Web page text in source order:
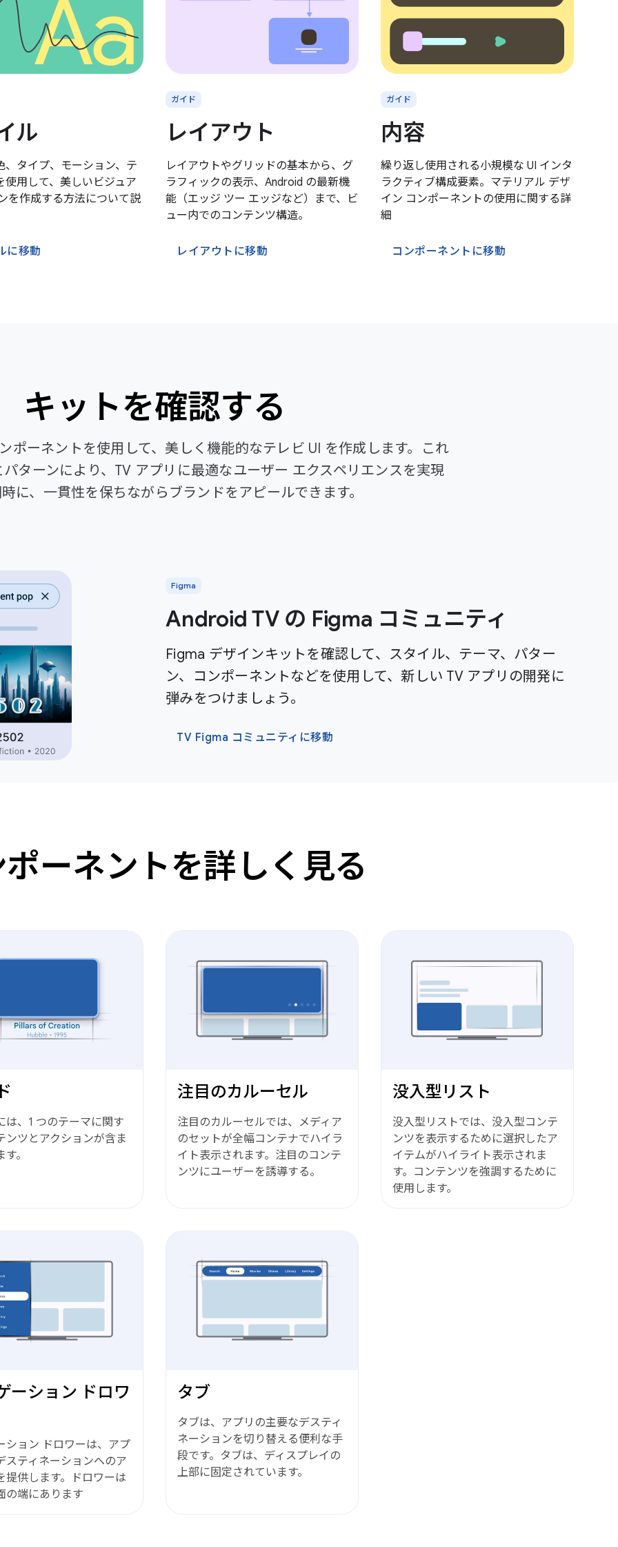
ル
、タイプ、モーション、テ
使用して、美しいビジュア
を作成する方法について説
に移動
ガイド
レイアウト
レイアウトやグリッドの基本から、グ
ラフィックの表示、Android の最新機
能（エッジ ツー エッジなど）まで、ビ
ュー内でのコンテンツ構造。
レイアウトに移動
ガイド
内容
繰り返し使用される小規模な UI インタ
ラクティブ構成要素。マテリアル デザ
イン コンポーネントの使用に関する詳
細
コンポーネントに移動
キットを確認する
ポーネントを使用して、美しく機能的なテレビ UI を作成します。これ
ターンにより、TV アプリに最適なユーザー エクスペリエンスを実現
に、一貫性を保ちながらブランドをアピールできます。
Figma
Android TV の Figma コミュニティ
Figma デザインキットを確認して、スタイル、テーマ、パター
ン、コンポーネントなどを使用して、新しい TV アプリの開発に
弾みをつけましょう。
TV Figma コミュニティに移動
ーネントを詳しく見る
は、1 つのテーマに関す
ンツとアクションが含ま
。
注目のカルーセル
注目のカルーセルでは、メディア
のセットが全幅コンテナでハイラ
イト表示されます。注目のコンテ
ンツにユーザーを誘導する。
没入型リスト
没入型リストでは、没入型コンテ
ンツを表示するために選択したア
イテムがハイライト表示されま
す。コンテンツを強調するために
使用します。
ーション ドロワ
ション ドロワーは、アプ
スティネーションへのア
提供します。ドロワーは
の端にあります
タブ
タブは、アプリの主要なデスティ
ネーションを切り替える便利な手
段です。タブは、ディスプレイの
上部に固定されています。